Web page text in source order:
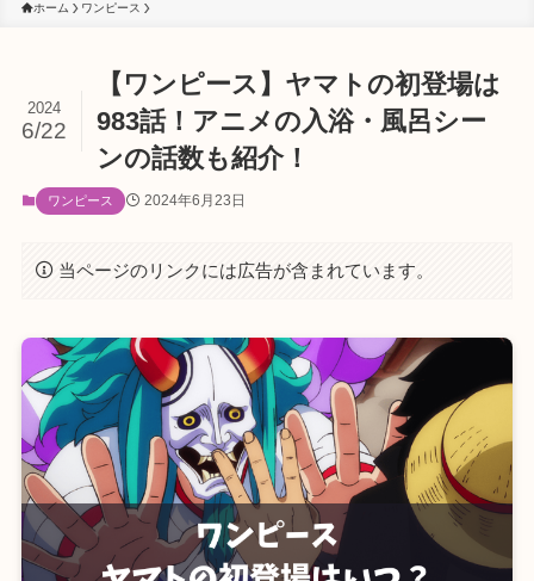
ホーム ワンピース
【ワンピース】ヤマトの初登場は
983話！アニメの入浴・風呂シー
ンの話数も紹介！
2024
6/22
ワンピース 2024年6月23日
当ページのリンクには広告が含まれています。